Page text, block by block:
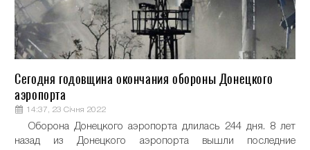
Сегодня годовщина окончания обороны Донецкого
аэропорта
14:37, 23 Січня 2022
Оборона Донецкого аэропорта длилась 244 дня. 8 лет
назад из Донецкого аэропорта вышли последние